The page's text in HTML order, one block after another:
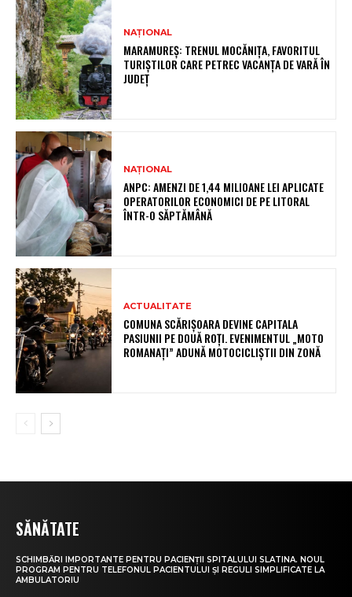
NAȚIONAL
MARAMUREȘ: TRENUL MOCĂNIȚA, FAVORITUL
TURIȘTILOR CARE PETREC VACANȚA DE VARĂ ÎN
JUDEȚ
NAȚIONAL
ANPC: AMENZI DE 1,44 MILIOANE LEI APLICATE
OPERATORILOR ECONOMICI DE PE LITORAL
ÎNTR-O SĂPTĂMÂNĂ
ACTUALITATE
COMUNA SCĂRIȘOARA DEVINE CAPITALA
PASIUNII PE DOUĂ ROȚI. EVENIMENTUL „MOTO
ROMANAȚI” ADUNĂ MOTOCICLIȘTII DIN ZONĂ
SĂNĂTATE
SCHIMBĂRI IMPORTANTE PENTRU PACIENȚII SPITALULUI SLATINA. NOUL
PROGRAM PENTRU TELEFONUL PACIENTULUI ȘI REGULI SIMPLIFICATE LA
AMBULATORIU